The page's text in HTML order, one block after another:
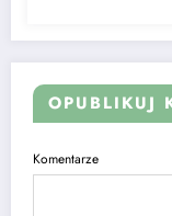
OPUBLIKUJ
Komentarze